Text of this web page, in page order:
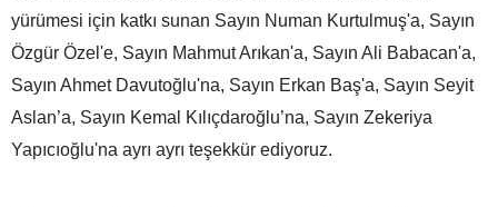
yürümesi için katkı sunan Sayın Numan Kurtulmuş'a, Sayın
Özgür Özel'e, Sayın Mahmut Arıkan'a, Sayın Ali Babacan'a,
Sayın Ahmet Davutoğlu'na, Sayın Erkan Baş'a, Sayın Seyit
Aslan’a, Sayın Kemal Kılıçdaroğlu’na, Sayın Zekeriya
Yapıcıoğlu'na ayrı ayrı teşekkür ediyoruz.